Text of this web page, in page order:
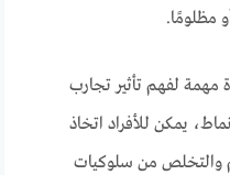
مظلومًا.
مهمة لفهم تأثير تجارب
يمكن للأفراد اتخاذ
والتخلص من سلوكيات